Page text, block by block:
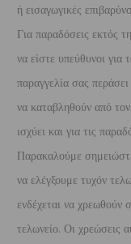
ή εισαγωγικές
Για παραδόσεις εκτός
να είστε υπεύθυνοι για
παραγγελία σας
να καταβληθούν από
ισχύει και για τις
Παρακαλούμε
να ελέγξουμε τυχόν
ενδέχεται να χρεωθούν
τελωνείο. Οι χρεώσεις